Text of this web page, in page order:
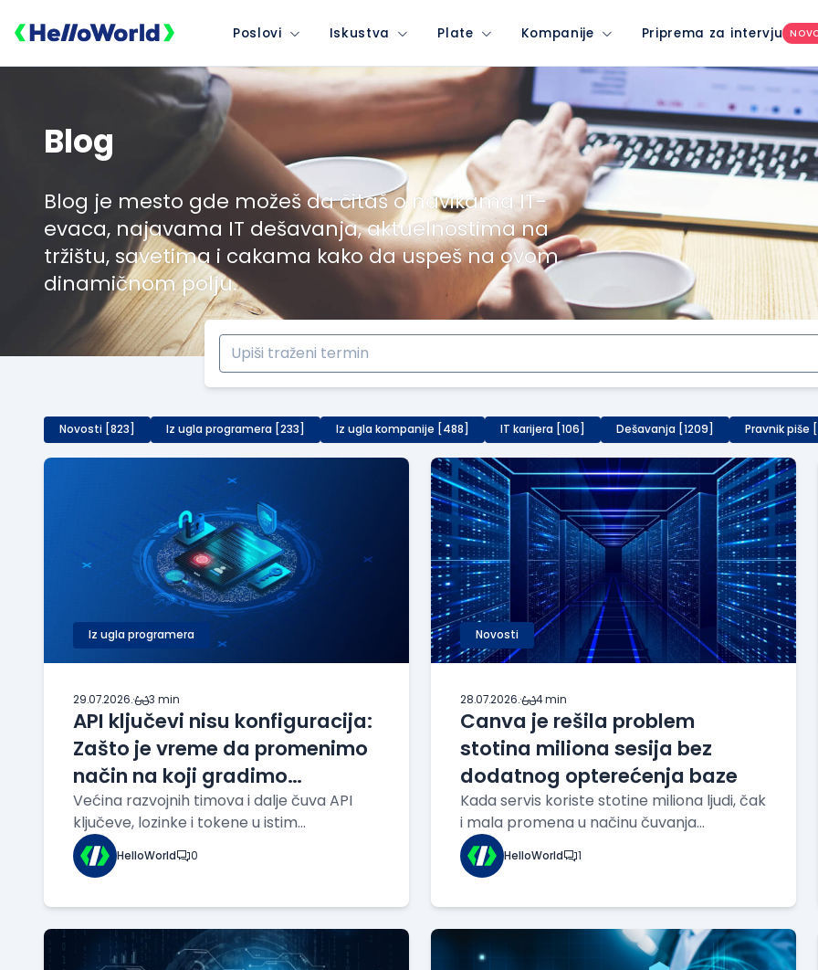
Poslovi Iskustva Plate Kompanije Priprema za intervju
Blog
Blog je mesto gde možeš da čitaš o navikama IT-
evaca, najavama IT dešavanja, aktuelnostima na
tržištu, savetima i cakama kako da uspeš na ovom
dinamičnom polju.
Novosti [823] Iz ugla programera [233] Iz ugla kompanije [488] IT karijera [106] Dešavanja [1209] Pravnik piše
Iz ugla programera
29.07.2026.· 3 min
API ključevi nisu konfiguracija:
Zašto je vreme da promenimo
način na koji gradimo
aplikacije
Većina razvojnih timova i dalje čuva API
ključeve, lozinke i tokene u istim
konfiguracionim fajlovima u kojima se
nalaze adrese servera, portovi ili nazivi
uobičajena da se retko dovodi u pitanje.
Međutim, sve više
HelloWorld 0
Novosti
28.07.2026.· 4 min
Canva je rešila problem
stotina miliona sesija bez
dodatnog opterećenja baze
Kada servis koriste stotine miliona ljudi, čak
i mala promena u načinu čuvanja
podataka može napraviti ogromnu razliku.
Canva je morala da pronađe način da
sesije, a da pritom ne preoptereti svoju
bazu podataka tokom sva
HelloWorld 1